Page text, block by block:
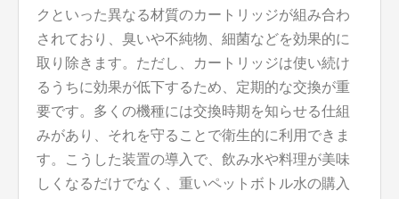
クといった異なる材質のカートリッジが組み合わ
されており、臭いや不純物、細菌などを効果的に
取り除きます。ただし、カートリッジは使い続け
るうちに効果が低下するため、定期的な交換が重
要です。多くの機種には交換時期を知らせる仕組
みがあり、それを守ることで衛生的に利用できま
す。こうした装置の導入で、飲み水や料理が美味
しくなるだけでなく、重いペットボトル水の購入